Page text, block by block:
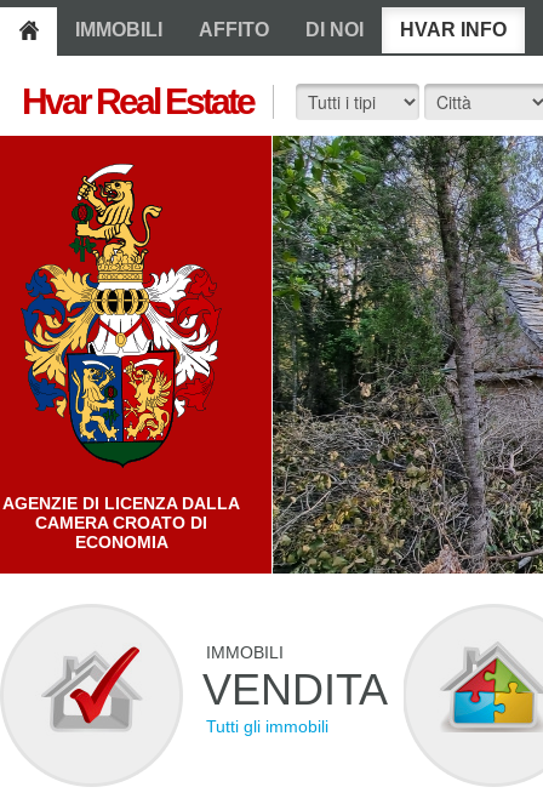
IMMOBILI AFFITO DI NOI HVAR INFO
Hvar Real Estate
AGENZIE DI LICENZA DALLA
CAMERA CROATO DI
ECONOMIA
IMMOBILI
VENDITA
Tutti gli immobili